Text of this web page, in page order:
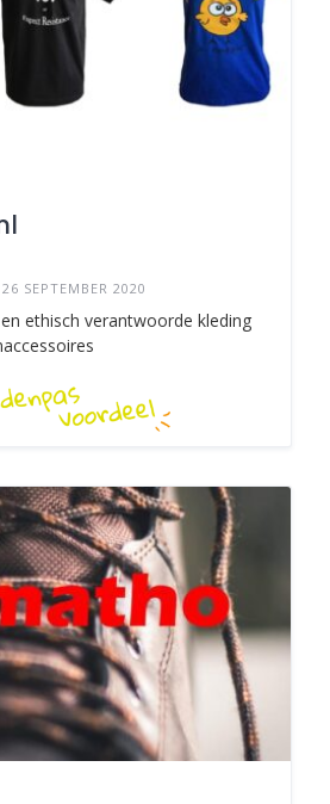
SEPTEMBER 2020
ethisch verantwoorde kleding